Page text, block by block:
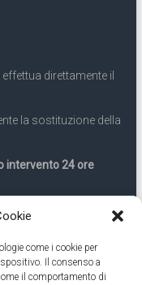
come i cookie per
Il consenso a
il comportamento di
direttamente il
la sostituzione della
intervento 24 ore